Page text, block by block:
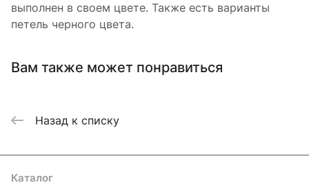
выполнен в своем цвете. Также есть варианты
петель черного цвета.
Вам также может понравиться
Назад к списку
Каталог